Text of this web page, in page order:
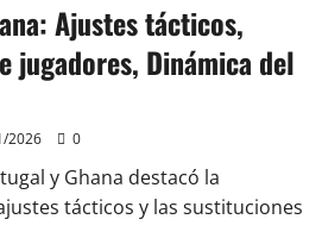
Ajustes tácticos,
jugadores, Dinámica del
2026 0
y Ghana destacó la
tácticos y las sustituciones